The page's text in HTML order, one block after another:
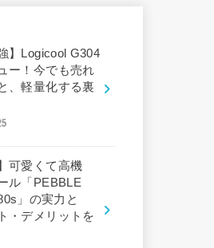
】Logicool G304
ー！今でも売れ
、軽量化する裏
可愛くて高機
ル「PEBBLE
」の実力と
・デメリットを